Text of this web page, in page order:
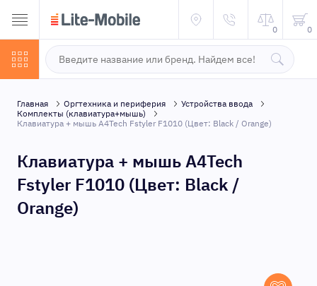
0 0
Главная Оргтехника и периферия
Устройства ввода
Комплекты (клавиатура+мышь)
Клавиатура + мышь A4Tech Fstyler F1010 (Цвет: Black / Orange)
Клавиатура + мышь A4Tech
Fstyler F1010 (Цвет: Black /
Orange)